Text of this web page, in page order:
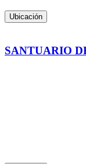
Ubicación
SANTUARIO